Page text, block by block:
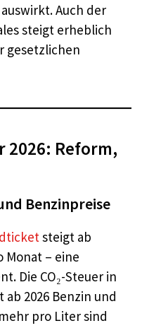
Auch der
steigt erheblich
gesetzlichen
2026: Reform,
Benzinpreise
steigt ab
Monat – eine
Die CO₂-Steuer in
2026 Benzin und
pro Liter sind